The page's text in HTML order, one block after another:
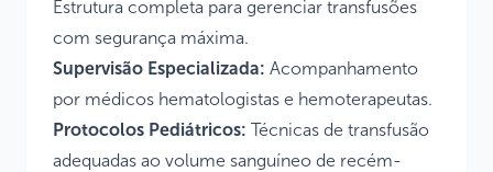
Estrutura completa para gerenciar transfusões
com segurança máxima.
Supervisão Especializada: Acompanhamento
por médicos hematologistas e hemoterapeutas.
Protocolos Pediátricos: Técnicas de transfusão
adequadas ao volume sanguíneo de recém-